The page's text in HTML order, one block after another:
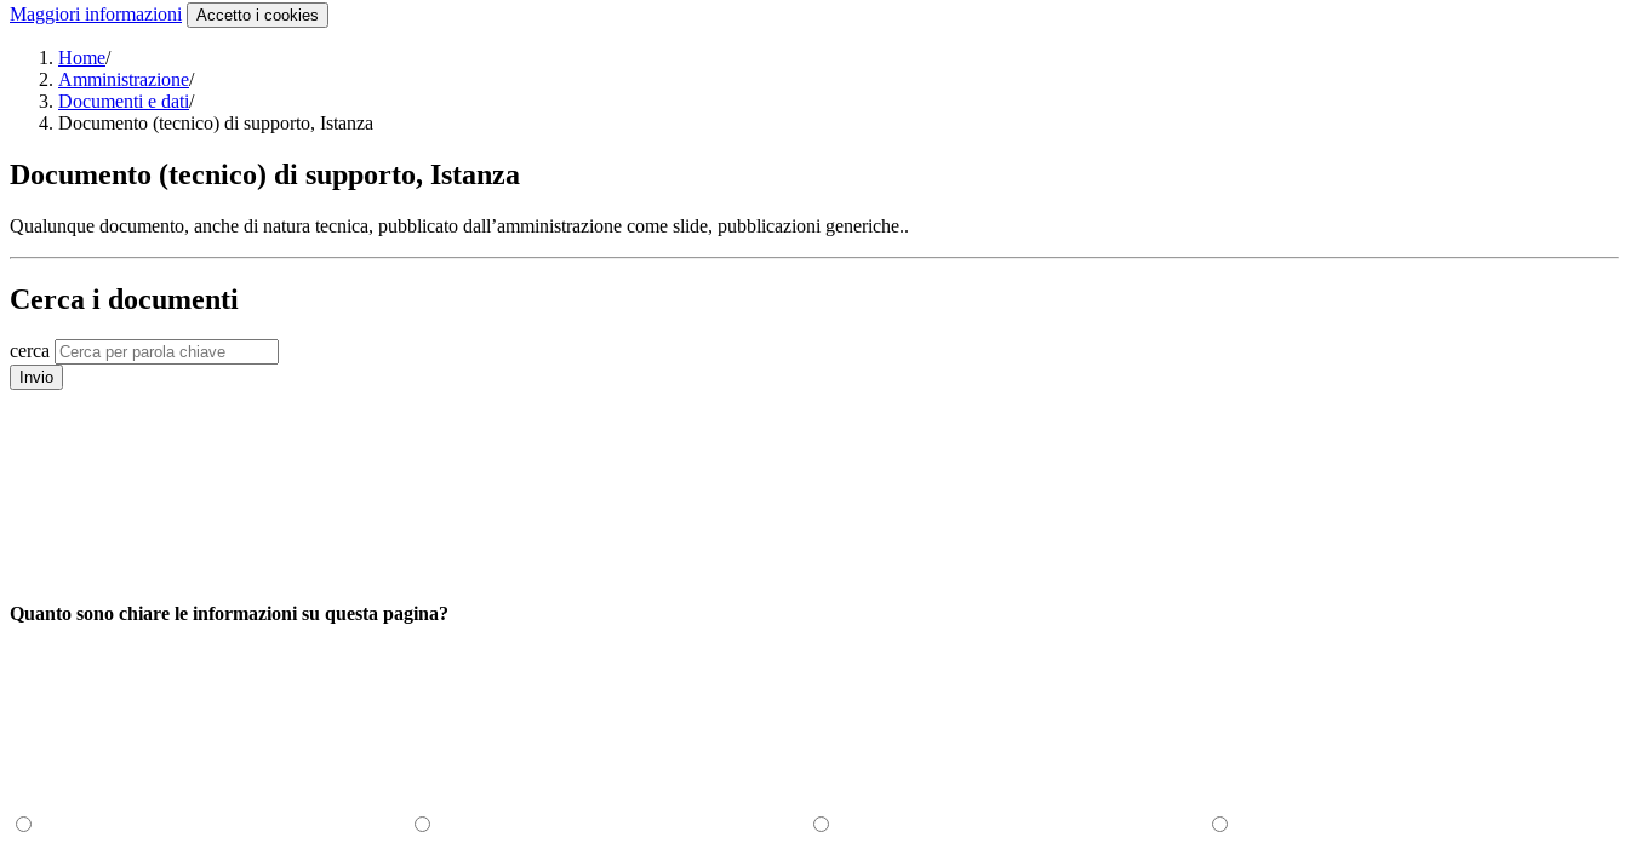
Maggiori informazioni Accetto i cookies
Home/
Amministrazione/
Documenti e dati/
Documento (tecnico) di supporto, Istanza
Documento (tecnico) di supporto, Istanza
Qualunque documento, anche di natura tecnica, pubblicato dall’amministrazione come slide, pubblicazioni generiche..
Cerca i documenti
cerca
Invio
Quanto sono chiare le informazioni su questa pagina?